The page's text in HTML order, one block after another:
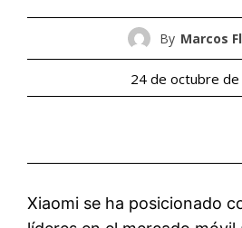
By Marcos
24 de octubre
Xiaomi se ha posicionado